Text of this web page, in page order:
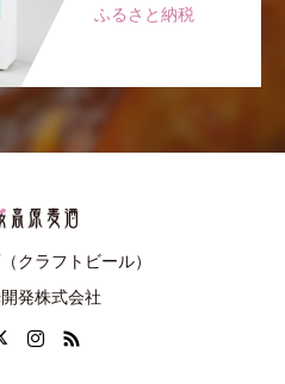
ふるさと納税
クラフトビール）
発株式会社